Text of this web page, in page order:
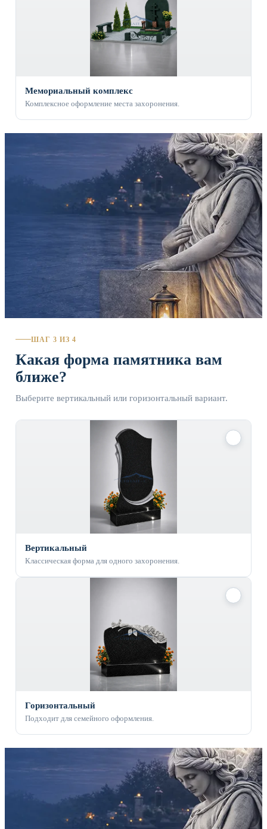
Мемориальный комплекс
Комплексное оформление места захоронения.
ШАГ 3 ИЗ 4
Какая форма памятника вам
ближе?
Выберите вертикальный или горизонтальный вариант.
Вертикальный
Классическая форма для одного захоронения.
Горизонтальный
Подходит для семейного оформления.